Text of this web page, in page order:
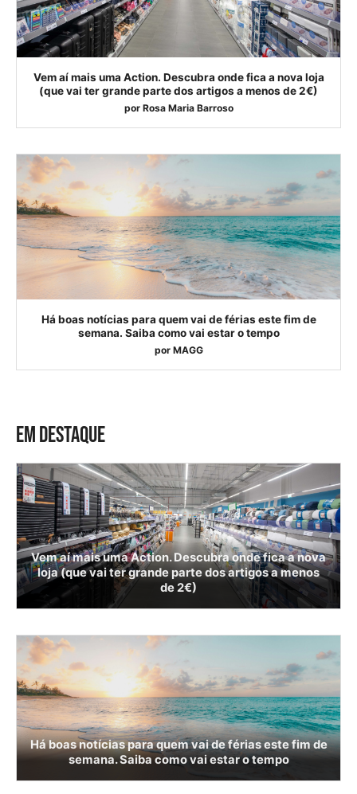
Vem aí mais uma Action. Descubra onde fica a nova loja
(que vai ter grande parte dos artigos a menos de 2€)
por Rosa Maria Barroso
Há boas notícias para quem vai de férias este fim de
semana. Saiba como vai estar o tempo
por MAGG
EM DESTAQUE
Vem aí mais uma Action. Descubra onde fica a nova
loja (que vai ter grande parte dos artigos a menos
de 2€)
Há boas notícias para quem vai de férias este fim de
semana. Saiba como vai estar o tempo